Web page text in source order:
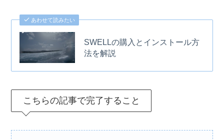
あわせて読みたい
SWELLの購入とインストール方
法を解説
こちらの記事で完了すること